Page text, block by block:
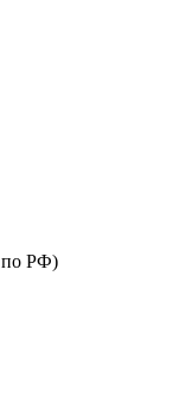
по РФ)